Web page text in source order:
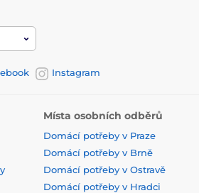
Instagram
Místa osobních odběrů
Domácí potřeby v Praze
Domácí potřeby v Brně
Domácí potřeby v Ostravě
Domácí potřeby v Hradci